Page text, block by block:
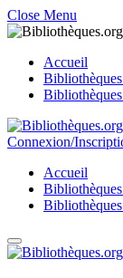
Close Menu
Accueil
Connexion/
Accueil